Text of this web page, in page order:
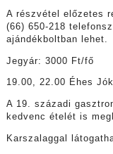
A részvétel előzetes
(66) 650-218
ajándékboltban lehet.
Jegyár: 3000 Ft/fő
19.00, 22.00 Éhes
A 19. századi
kedvenc ételét is
Karszalaggal